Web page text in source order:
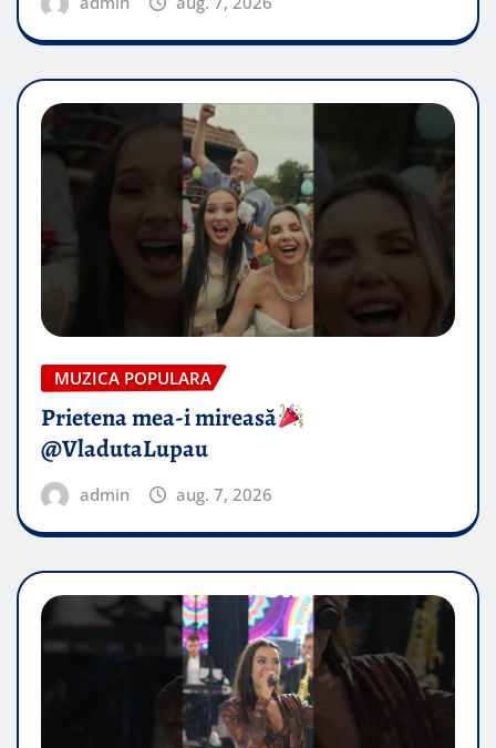
MUZICA POPULARA
Prietena mea-i mireasă​
@VladutaLupau
admin aug. 7, 2026